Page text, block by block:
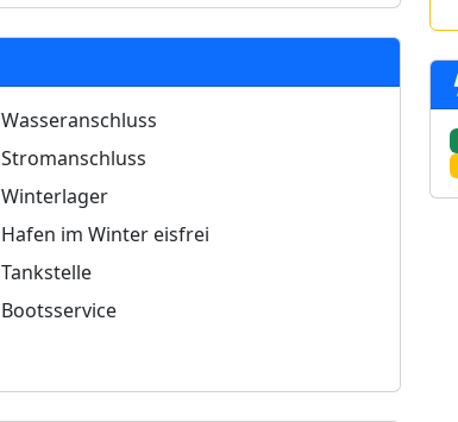
Wasseranschluss
Stromanschluss
Winterlager
Hafen im Winter eisfrei
Tankstelle
Bootsservice